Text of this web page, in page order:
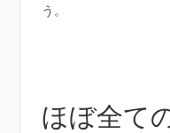
う。
ほぼ全て